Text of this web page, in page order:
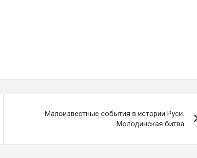
Малоизвестные события в истории Руси.
Молодинская битва